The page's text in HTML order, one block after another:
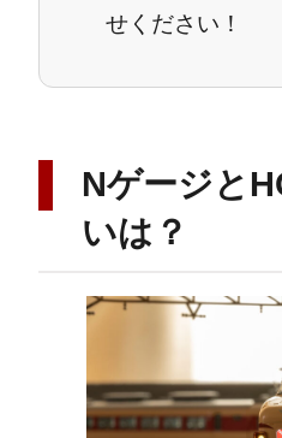
せください！
Nゲージと
いは？